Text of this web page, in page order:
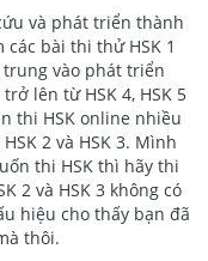
và phát triển thành
bài thi thử HSK 1
trung vào phát triển
lên từ HSK 4, HSK 5
thi HSK online nhiều
2 và HSK 3. Mình
thi HSK thì hãy thi
2 và HSK 3 không có
hiệu cho thấy bạn đã
thôi.